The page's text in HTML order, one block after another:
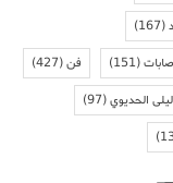
(167)
(151) فن(427)
ليلى الحديوي(97)